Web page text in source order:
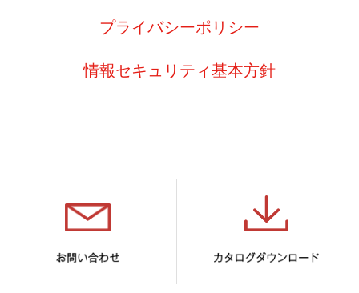
プライバシーポリシー
情報セキュリティ基本方針